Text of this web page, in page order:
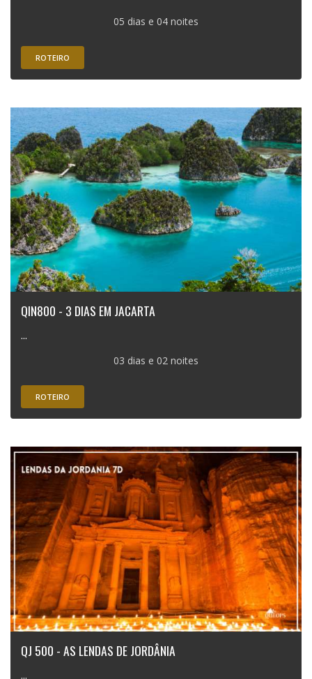
05 dias e 04 noites
ROTEIRO
QIN800 - 3 DIAS EM JACARTA
...
03 dias e 02 noites
ROTEIRO
QJ 500 - AS LENDAS DE JORDÂNIA
...